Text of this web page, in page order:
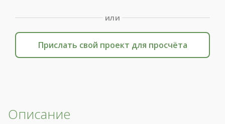
или
Прислать свой проект для просчёта
Описание